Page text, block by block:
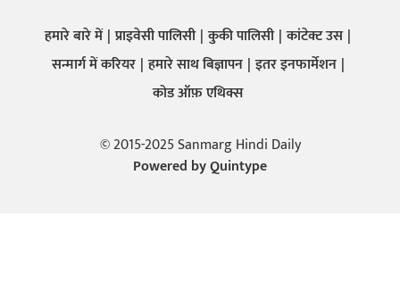
हमारे बारे में प्राइवेसी पालिसी कुकी पालिसी कांटेक्ट उस
सन्मार्ग में करियर हमारे साथ बिज्ञापन इतर इनफार्मेशन
कोड ऑफ़ एथिक्स
© 2015-2025 Sanmarg Hindi Daily
Powered byQuintype